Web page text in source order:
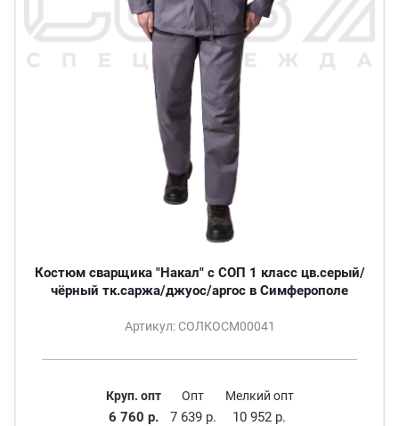
Костюм сварщика "Накал" с СОП 1 класс цв.серый/
чёрный тк.саржа/джуос/аргос в Симферополе
Артикул: СОЛКОСМ00041
Круп. опт
6 760 р.
Опт
7 639 р.
Мелкий опт
10 952 р.